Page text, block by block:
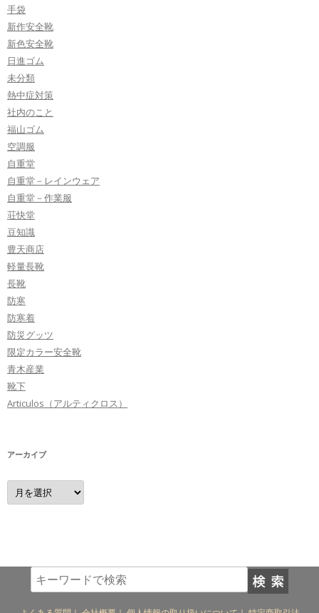
手袋
新作安全靴
新色安全靴
日進ゴム
未分類
熱中症対策
社内のこと
福山ゴム
空調服
自重堂
自重堂－レインウェア
自重堂－作業服
荘快堂
豆知識
豊天商店
軽量長靴
長靴
防寒
防寒着
防災グッツ
限定カラー安全靴
青木産業
靴下
Articulos（アルティクロス）
アーカイブ
ア
ー
カ